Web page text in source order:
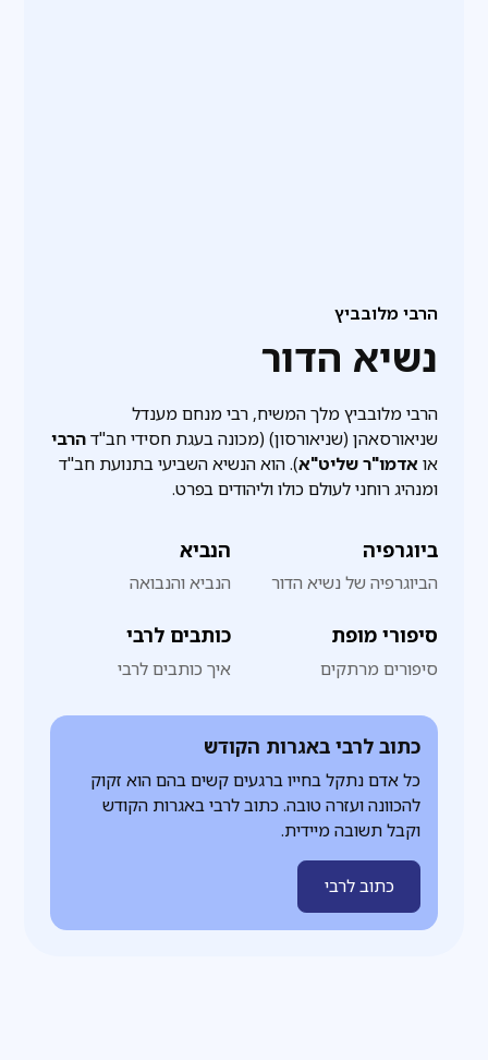
הרבי מלובביץ
נשיא הדור
הרבי מלובביץ מלך המשיח, רבי מנחם מענדל
שניאורסאהן (שניאורסון) (מכונה בעגת חסידי חב"דהרבי
אואדמו"ר שליט"א). הוא הנשיא השביעי בתנועת חב"ד
ומנהיג רוחני לעולם כולו וליהודים בפרט.
ביוגרפיה
הביוגרפיה של נשיא הדור
הנביא
הנביא והנבואה
סיפורי מופת
סיפורים מרתקים
כותבים לרבי
איך כותבים לרבי
כתוב לרבי באגרות הקודש
כל אדם נתקל בחייו ברגעים קשים בהם הוא זקוק
להכוונה ועזרה טובה. כתוב לרבי באגרות הקודש
וקבל תשובה מיידית.
כתוב לרבי